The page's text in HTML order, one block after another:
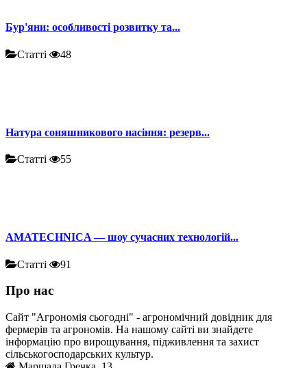
Бур'яни: особливості розвитку та...
Статті 48
Натура соняшникового насіння: резерв...
Статті 55
AMATECHNICA — шоу сучасних технологій...
Статті 91
Про нас
Сайт "Агрономія сьогодні" - агрономічний довідник для
фермерів та агрономів. На нашому сайті ви знайдете
інформацію про вирощування, підживлення та захист
сільськогосподарських культур.